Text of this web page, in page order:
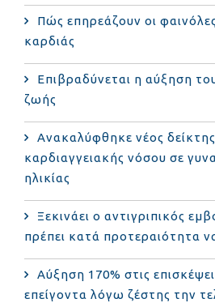
Πώς επηρεάζουν οι
καρδιάς
Επιβραδύνεται η αύξηση
ζωής
Ανακαλύφθηκε νέος
καρδιαγγειακής νόσου σε
ηλικίας
Ξεκινάει ο αντιγριπικός
πρέπει κατά προτεραιότητα
Αύξηση 170% στις
επείγοντα λόγω ζέστης την